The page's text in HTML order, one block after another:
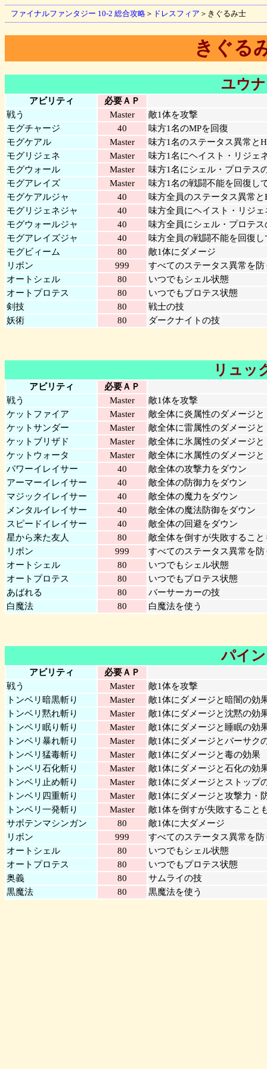
ファイナルファンタジー 10-2 総合攻略 ＞ ドレスフィア ＞きぐるみ士
きぐる
ユウナ
アビリティ
必要ＡＰ
戦う
Master
敵1体を攻撃
モグチャージ
40
味方1名のMPを回復
モグケアル
Master
味方1名のステータス異常と
モグリジェネ
Master
味方1名にヘイスト・リジェ
モグウォール
Master
味方1名にシェル・プロテス
モグアレイズ
Master
味方1名の戦闘不能を回復し
モグケアルジャ
40
味方全員のステータス異常と
モグリジェネジャ
40
味方全員にヘイスト・リジェ
モグウォールジャ
40
味方全員にシェル・プロテス
モグアレイズジャ
40
味方全員の戦闘不能を回復し
モグビィーム
80
敵1体にダメージ
リボン
999
すべてのステータス異常を防
オートシェル
80
いつでもシェル状態
オートプロテス
80
いつでもプロテス状態
剣技
80
戦士の技
妖術
80 ダークナイトの技
リュッ
アビリティ
必要ＡＰ
戦う
Master
敵1体を攻撃
ケットファイア
Master
敵全体に炎属性のダメージ
ケットサンダー
Master
敵全体に雷属性のダメージ
ケットブリザド
Master
敵全体に氷属性のダメージ
ケットウォータ
Master
敵全体に水属性のダメージ
パワーイレイサー
40
敵全体の攻撃力をダウン
アーマーイレイサー
40
敵全体の防御力をダウン
マジックイレイサー
40
敵全体の魔力をダウン
メンタルイレイサー
40
敵全体の魔法防御をダウン
スピードイレイサー
40
敵全体の回避をダウン
星から来た友人
80
敵全体を倒すが失敗すること
リボン
999
すべてのステータス異常を防
オートシェル
80
いつでもシェル状態
オートプロテス
80
いつでもプロテス状態
あばれる
80
バーサーカーの技
白魔法
80 白魔法を使う
パイン
アビリティ
必要ＡＰ
戦う
Master
敵1体を攻撃
トンベリ暗黒斬り
Master
敵1体にダメージと暗闇の効
トンベリ黙れ斬り
Master
敵1体にダメージと沈黙の効
トンベリ眠り斬り
Master
敵1体にダメージと睡眠の効
トンベリ暴れ斬り
Master
敵1体にダメージとバーサク
トンベリ猛毒斬り
Master
敵1体にダメージと毒の効果
トンベリ石化斬り
Master
敵1体にダメージと石化の効
トンベリ止め斬り
Master
敵1体にダメージとストップ
トンベリ四重斬り
Master
敵1体にダメージと攻撃力・
トンベリ一発斬り
Master
敵1体を倒すが失敗すること
サボテンマシンガン
80
敵1体に大ダメージ
リボン
999
すべてのステータス異常を防
オートシェル
80
いつでもシェル状態
オートプロテス
80
いつでもプロテス状態
奥義
80
サムライの技
黒魔法
80 黒魔法を使う